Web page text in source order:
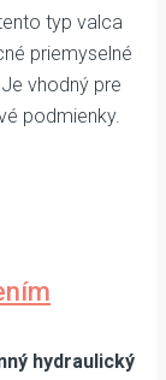
typ valca
priemyselné
vhodný pre
podmienky.
hydraulický